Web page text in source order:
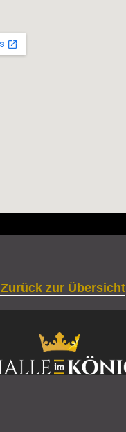
Zurück zur Übersicht